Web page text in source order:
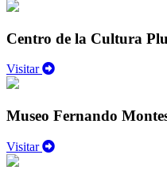
Centro de la Cultura
Visitar
Museo Fernando
Visitar